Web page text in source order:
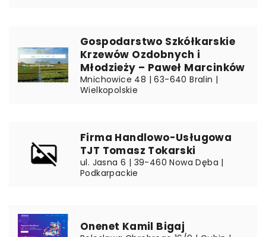
Gospodarstwo Szkółkarskie
Krzewów Ozdobnych i
Młodzieży – Paweł Marcinków
Mnichowice 48 | 63-640 Bralin |
Wielkopolskie
Firma Handlowo-Usługowa
TJT Tomasz Tokarski
ul. Jasna 6 | 39-460 Nowa Dęba |
Podkarpackie
Onenet Kamil Bigaj